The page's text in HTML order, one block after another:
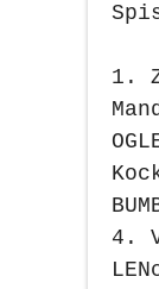
1.
4.